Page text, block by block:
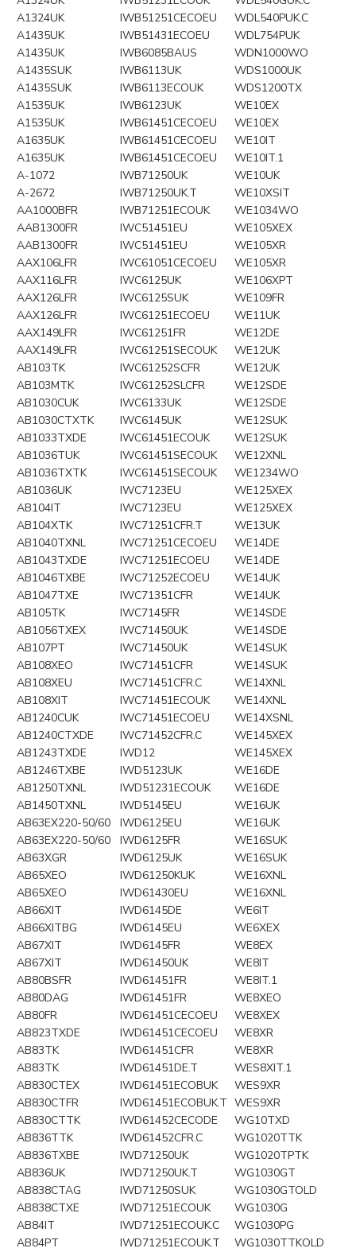
A1324UK
IWB51251CECOEU
WDL540PUK.C
A1435UK
IWB51431ECOEU
WDL754PUK
A1435UK
IWB6085BAUS
WDN1000WO
A1435SUK
IWB6113UK
WDS1000UK
A1435SUK
IWB6113ECOUK
WDS1200TX
A1535UK
IWB6123UK
WE10EX
A1535UK
IWB61451CECOEU
WE10EX
A1635UK
IWB61451CECOEU
WE10IT
A1635UK
IWB61451CECOEU
WE10IT.1
A-1072
IWB71250UK
WE10UK
A-2672
IWB71250UK.T
WE10XSIT
AA1000BFR
IWB71251ECOUK
WE1034WO
AAB1300FR
IWC51451EU
WE105XEX
AAB1300FR
IWC51451EU
WE105XR
AAX106LFR
IWC61051CECOEU
WE105XR
AAX116LFR
IWC6125UK
WE106XPT
AAX126LFR
IWC6125SUK
WE109FR
AAX126LFR
IWC61251ECOEU
WE11UK
AAX149LFR
IWC61251FR
WE12DE
AAX149LFR
IWC61251SECOUK
WE12UK
AB103TK
IWC61252SCFR
WE12UK
AB103MTK
IWC61252SLCFR
WE12SDE
AB1030CUK
IWC6133UK
WE12SDE
AB1030CTXTK
IWC6145UK
WE12SUK
AB1033TXDE
IWC61451ECOUK
WE12SUK
AB1036TUK
IWC61451SECOUK
WE12XNL
AB1036TXTK
IWC61451SECOUK
WE1234WO
AB1036UK
IWC7123EU
WE125XEX
AB104IT
IWC7123EU
WE125XEX
AB104XTK
IWC71251CFR.T
WE13UK
AB1040TXNL
IWC71251CECOEU
WE14DE
AB1043TXDE
IWC71251ECOEU
WE14DE
AB1046TXBE
IWC71252ECOEU
WE14UK
AB1047TXE
IWC71351CFR
WE14UK
AB105TK
IWC7145FR
WE14SDE
AB1056TXEX
IWC71450UK
WE14SDE
AB107PT
IWC71450UK
WE14SUK
AB108XEO
IWC71451CFR
WE14SUK
AB108XEU
IWC71451CFR.C
WE14XNL
AB108XIT
IWC71451ECOUK
WE14XNL
AB1240CUK
IWC71451ECOEU
WE14XSNL
AB1240CTXDE
IWC71452CFR.C
WE145XEX
AB1243TXDE
IWD12
WE145XEX
AB1246TXBE
IWD5123UK
WE16DE
AB1250TXNL
IWD51231ECOUK
WE16DE
AB1450TXNL
IWD5145EU
WE16UK
AB63EX220-50/60
IWD6125EU
WE16UK
AB63EX220-50/60
IWD6125FR
WE16SUK
AB63XGR
IWD6125UK
WE16SUK
AB65XEO
IWD61250KUK
WE16XNL
AB65XEO
IWD61430EU
WE16XNL
AB66XIT
IWD6145DE
WE6IT
AB66XITBG
IWD6145EU
WE6XEX
AB67XIT
IWD6145FR
WE8EX
AB67XIT
IWD61450UK
WE8IT
AB80BSFR
IWD61451FR
WE8IT.1
AB80DAG
IWD61451FR
WE8XEO
AB80FR
IWD61451CECOEU
WE8XEX
AB823TXDE
IWD61451CECOEU
WE8XR
AB83TK
IWD61451CFR
WE8XR
AB83TK
IWD61451DE.T
WES8XIT.1
AB830CTEX
IWD61451ECOBUK
WES9XR
AB830CTFR
IWD61451ECOBUK.T WES9XR
AB830CTTK
IWD61452CECODE
WG10TXD
AB836TTK
IWD61452CFR.C
WG1020TTK
AB836TXBE
IWD71250UK
WG1020TPTK
AB836UK
IWD71250UK.T
WG1030GT
AB838CTAG
IWD71250SUK
WG1030GTOLD
AB838CTXE
IWD71251ECOUK
WG1030G
AB84IT
IWD71251ECOUK.C
WG1030PG
AB84PT
IWD71251ECOUK.T
WG1030TTKOLD